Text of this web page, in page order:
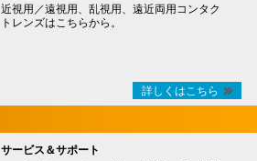
近視用／遠視用、乱視用、遠近両用コンタク
トレンズはこちらから。
詳しくはこちら
サービス＆サポート